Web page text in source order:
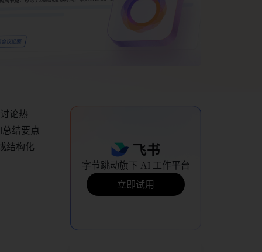
论热
结要点
结构化
字节跳动旗下 AI 工作平台
立即试用